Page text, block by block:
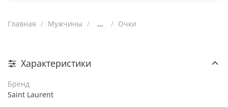
Главная Мужчины ... Очки
Характеристики
Бренд
Saint Laurent